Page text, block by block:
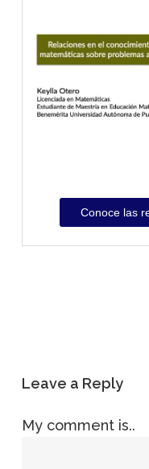
Leave a Reply
My comment is..